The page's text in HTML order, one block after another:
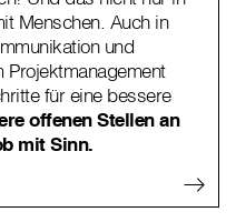
Menschen. Auch in
und
Projektmanagement
für eine bessere
offenen Stellen an
mit Sinn.